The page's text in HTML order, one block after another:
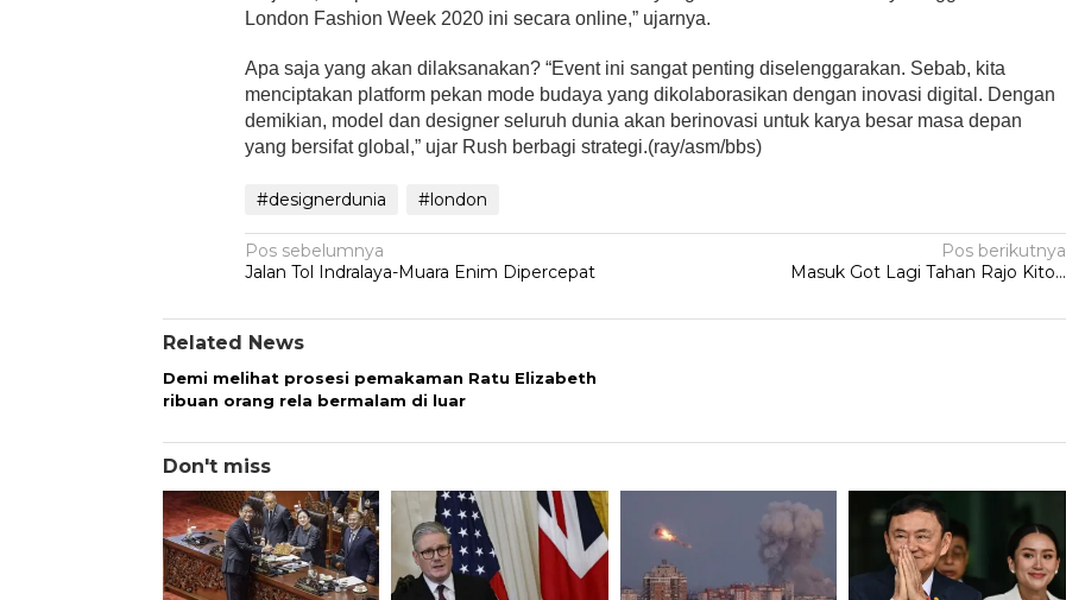
London Fashion Week 2020 ini secara online,” ujarnya.
Apa saja yang akan dilaksanakan? “Event ini sangat penting diselenggarakan. Sebab, kita
menciptakan platform pekan mode budaya yang dikolaborasikan dengan inovasi digital. Dengan
demikian, model dan designer seluruh dunia akan berinovasi untuk karya besar masa depan
yang bersifat global,” ujar Rush berbagi strategi.(ray/asm/bbs)
#designerdunia #london
Navigasi
pos
Pos sebelumnya
Jalan Tol Indralaya-Muara Enim Dipercepat
Pos berikutnya
Masuk Got Lagi Tahan Rajo Kito…
Related News
Demi melihat prosesi pemakaman Ratu Elizabeth
ribuan orang rela bermalam di luar
Don't miss